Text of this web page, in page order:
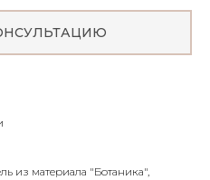
из материала "Ботаника",